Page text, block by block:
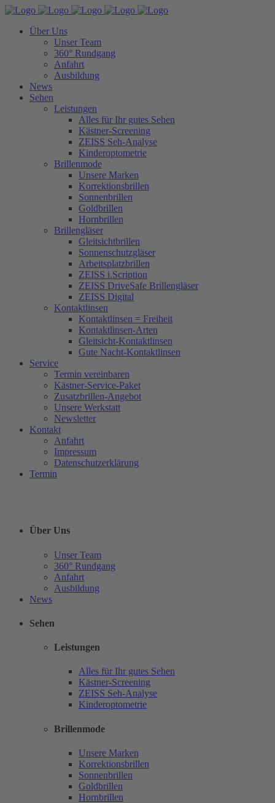
Über Uns
Unser Team
360° Rundgang
Anfahrt
Ausbildung
News
Sehen
Leistungen
Alles für Ihr gutes Sehen
Kästner-Screening
ZEISS Seh-Analyse
Kinderoptometrie
Brillenmode
Unsere Marken
Korrektionsbrillen
Sonnenbrillen
Goldbrillen
Hornbrillen
Brillengläser
Gleitsichtbrillen
Sonnenschutzgläser
Arbeitsplatzbrillen
ZEISS i.Scription
ZEISS DriveSafe Brillengläser
ZEISS Digital
Kontaktlinsen
Kontaktlinsen = Freiheit
Kontaktlinsen-Arten
Gleitsicht-Kontaktlinsen
Gute Nacht-Kontaktlinsen
Service
Termin vereinbaren
Kästner-Service-Paket
Zusatzbrillen-Angebot
Unsere Werkstatt
Newsletter
Kontakt
Anfahrt
Impressum
Datenschutzerklärung
Termin
Über Uns
Unser Team
360° Rundgang
Anfahrt
Ausbildung
News
Sehen
Leistungen
Alles für Ihr gutes Sehen
Kästner-Screening
ZEISS Seh-Analyse
Kinderoptometrie
Brillenmode
Unsere Marken
Korrektionsbrillen
Sonnenbrillen
Goldbrillen
Hornbrillen